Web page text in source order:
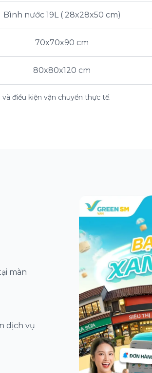
Bình nước 19L ( 28x28x50 cm)
70x70x90 cm
80x80x120 cm
điều kiện vận chuyển thực tế.
màn
dịch vụ